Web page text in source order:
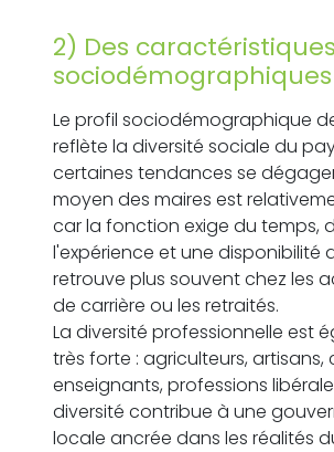
2) Des caractéristiques
Le profil sociodémographique
reflète la diversité sociale du
certaines tendances se
moyen des maires est
car la fonction exige du temps,
l'expérience et une disponibilité
retrouve plus souvent chez les
de carrière ou les retraités.
La diversité professionnelle est
très forte : agriculteurs, artisans,
enseignants, professions
diversité contribue à une
locale ancrée dans les réalités